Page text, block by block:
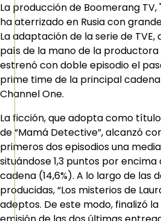
La producción de Boomerang TV,
ha aterrizado en Rusia con
La adaptación de la serie de
país de la mano de la productora
estrenó con doble episodio el
prime time de la principal
Channel One.
La ficción, que adopta como
de “Mamá Detective”, alcanzó
primeros dos episodios una media
situándose 1,3 puntos por
cadena (14,6%). A lo largo de las
producidas, “Los misterios de
adeptos. De este modo, finalizó